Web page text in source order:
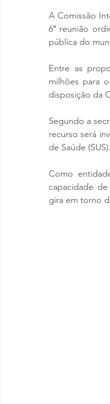
A Comissão
6ª reunião
pública do
Entre as
milhões para
disposição da
Segundo a
recurso será
de Saúde (SUS).
Como
capacidade
gira em torno